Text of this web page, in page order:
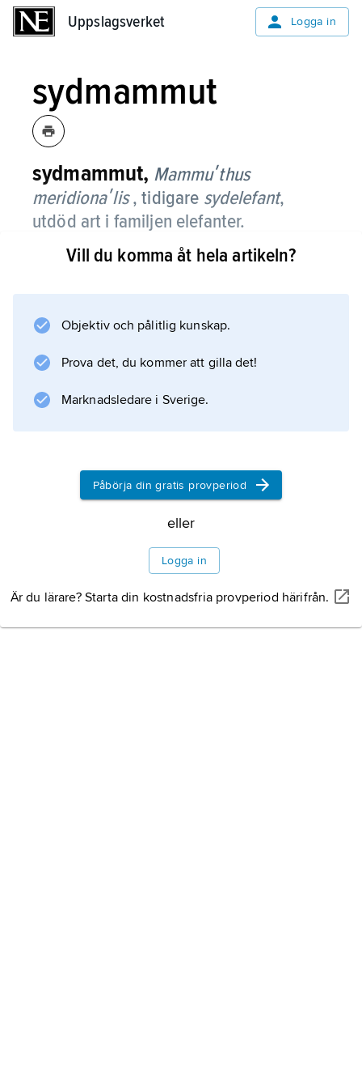
Uppslagsverket Logga in
sydmammut
sydmammut, Mammuʹthus
meridionaʹlis, tidigare sydelefant,
utdöd art i familjen elefanter.
Den levde i skogar i Eurasien och
kejsarmammut som mammut. Den var mer än
elefantdjuren.
Vill du komma åt hela artikeln?
Objektiv och pålitlig kunskap.
Prova det, du kommer att gilla det!
Marknadsledare i Sverige.
Påbörja din gratis provperiod
eller
Logga in
Är du lärare? Starta din kostnadsfria provperiod härifrån.